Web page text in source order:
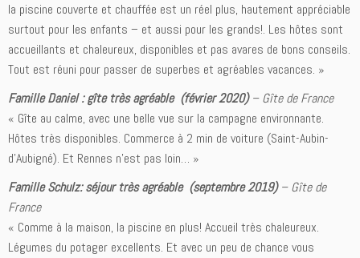
la piscine couverte et chauffée est un réel plus, hautement appréciable
surtout pour les enfants – et aussi pour les grands!. Les hôtes sont
accueillants et chaleureux, disponibles et pas avares de bons conseils.
Tout est réuni pour passer de superbes et agréables vacances. »
Famille Daniel : gîte très agréable (février 2020)–Gîte de France
« Gîte au calme, avec une belle vue sur la campagne environnante.
Hôtes très disponibles. Commerce à 2 min de voiture (Saint-Aubin-
d’Aubigné). Et Rennes n’est pas loin… »
Famille Schulz: séjour très agréable (septembre 2019)–Gîte de
France
« Comme à la maison, la piscine en plus! Accueil très chaleureux.
Légumes du potager excellents. Et avec un peu de chance vous